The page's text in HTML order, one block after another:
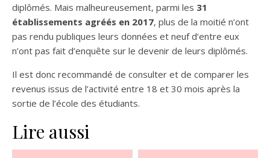
diplômés. Mais malheureusement, parmi les 31
établissements agréés en 2017, plus de la moitié n’ont
pas rendu publiques leurs données et neuf d’entre eux
n’ont pas fait d’enquête sur le devenir de leurs diplômés.
Il est donc recommandé de consulter et de comparer les
revenus issus de l’activité entre 18 et 30 mois après la
sortie de l’école des étudiants.
Lire aussi